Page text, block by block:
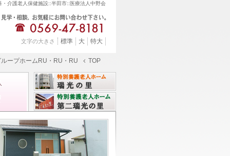
・介護老人保健施設::半田市::医療法人中野会
文字の大きさ 標準 大 特大
TOP
ループホームRU・RU・RU